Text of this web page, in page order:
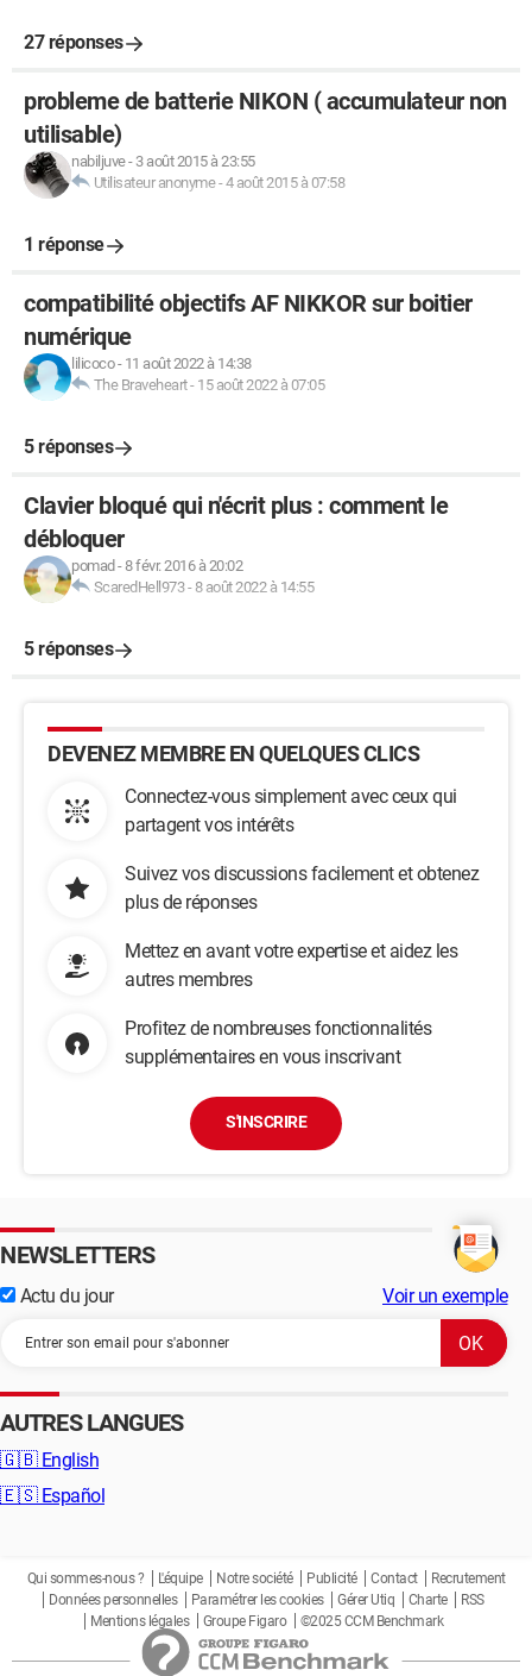
27 réponses
probleme de batterie NIKON ( accumulateur non
utilisable)
nabiljuve- 3 août 2015 à 23:55
Utilisateur anonyme-4 août 2015 à 07:58
1 réponse
compatibilité objectifs AF NIKKOR sur boitier
numérique
lilicoco- 11 août 2022 à 14:38
The Braveheart- 15 août 2022 à 07:05
5 réponses
Clavier bloqué qui n'écrit plus : comment le
débloquer
pomad -8 févr. 2016 à 20:02
ScaredHell973- 8 août 2022 à 14:55
5 réponses
DEVENEZ MEMBRE EN QUELQUES CLICS
Connectez-vous simplement avec ceux qui
partagent vos intérêts
Suivez vos discussions facilement et obtenez
plus de réponses
Mettez en avant votre expertise et aidez les
autres membres
Profitez de nombreuses fonctionnalités
supplémentaires en vous inscrivant
S'INSCRIRE
NEWSLETTERS
Actu du jour Voir un exemple
AUTRES LANGUES
🇬🇧 English
🇪🇸 Español
Qui sommes-nous ? L'équipe Notre société Publicité Contact
Recrutement
Données personnelles
Paramétrer les cookies Gérer Utiq Charte
RSS
Mentions légales
Groupe Figaro ©2025 CCM Benchmark